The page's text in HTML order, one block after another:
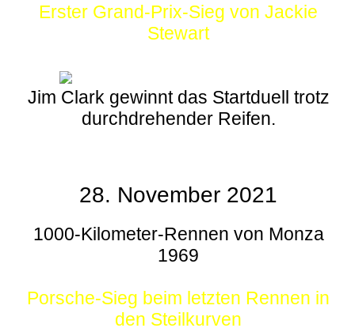
Erster Grand-Prix-Sieg von Jackie
Stewart
Jim Clark gewinnt das Startduell trotz
durchdrehender Reifen.
28. November 2021
1000-Kilometer-Rennen von Monza
1969
Porsche-Sieg beim letzten Rennen in
den Steilkurven